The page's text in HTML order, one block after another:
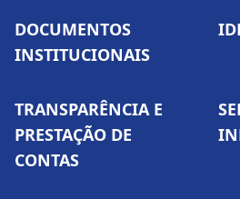
DOCUMENTOS
INSTITUCIONAIS
TRANSPARÊNCIA E
PRESTAÇÃO DE
CONTAS